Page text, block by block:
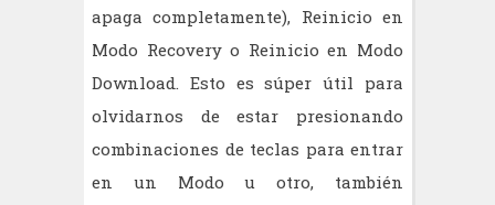
apaga completamente), Reinicio en
Modo Recovery o Reinicio en Modo
Download. Esto es súper útil para
olvidarnos de estar presionando
combinaciones de teclas para entrar
en un Modo u otro, también